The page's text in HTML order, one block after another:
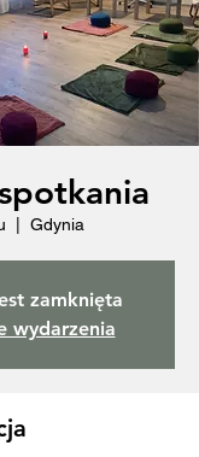
Gdynia
zamknięta
wydarzenia